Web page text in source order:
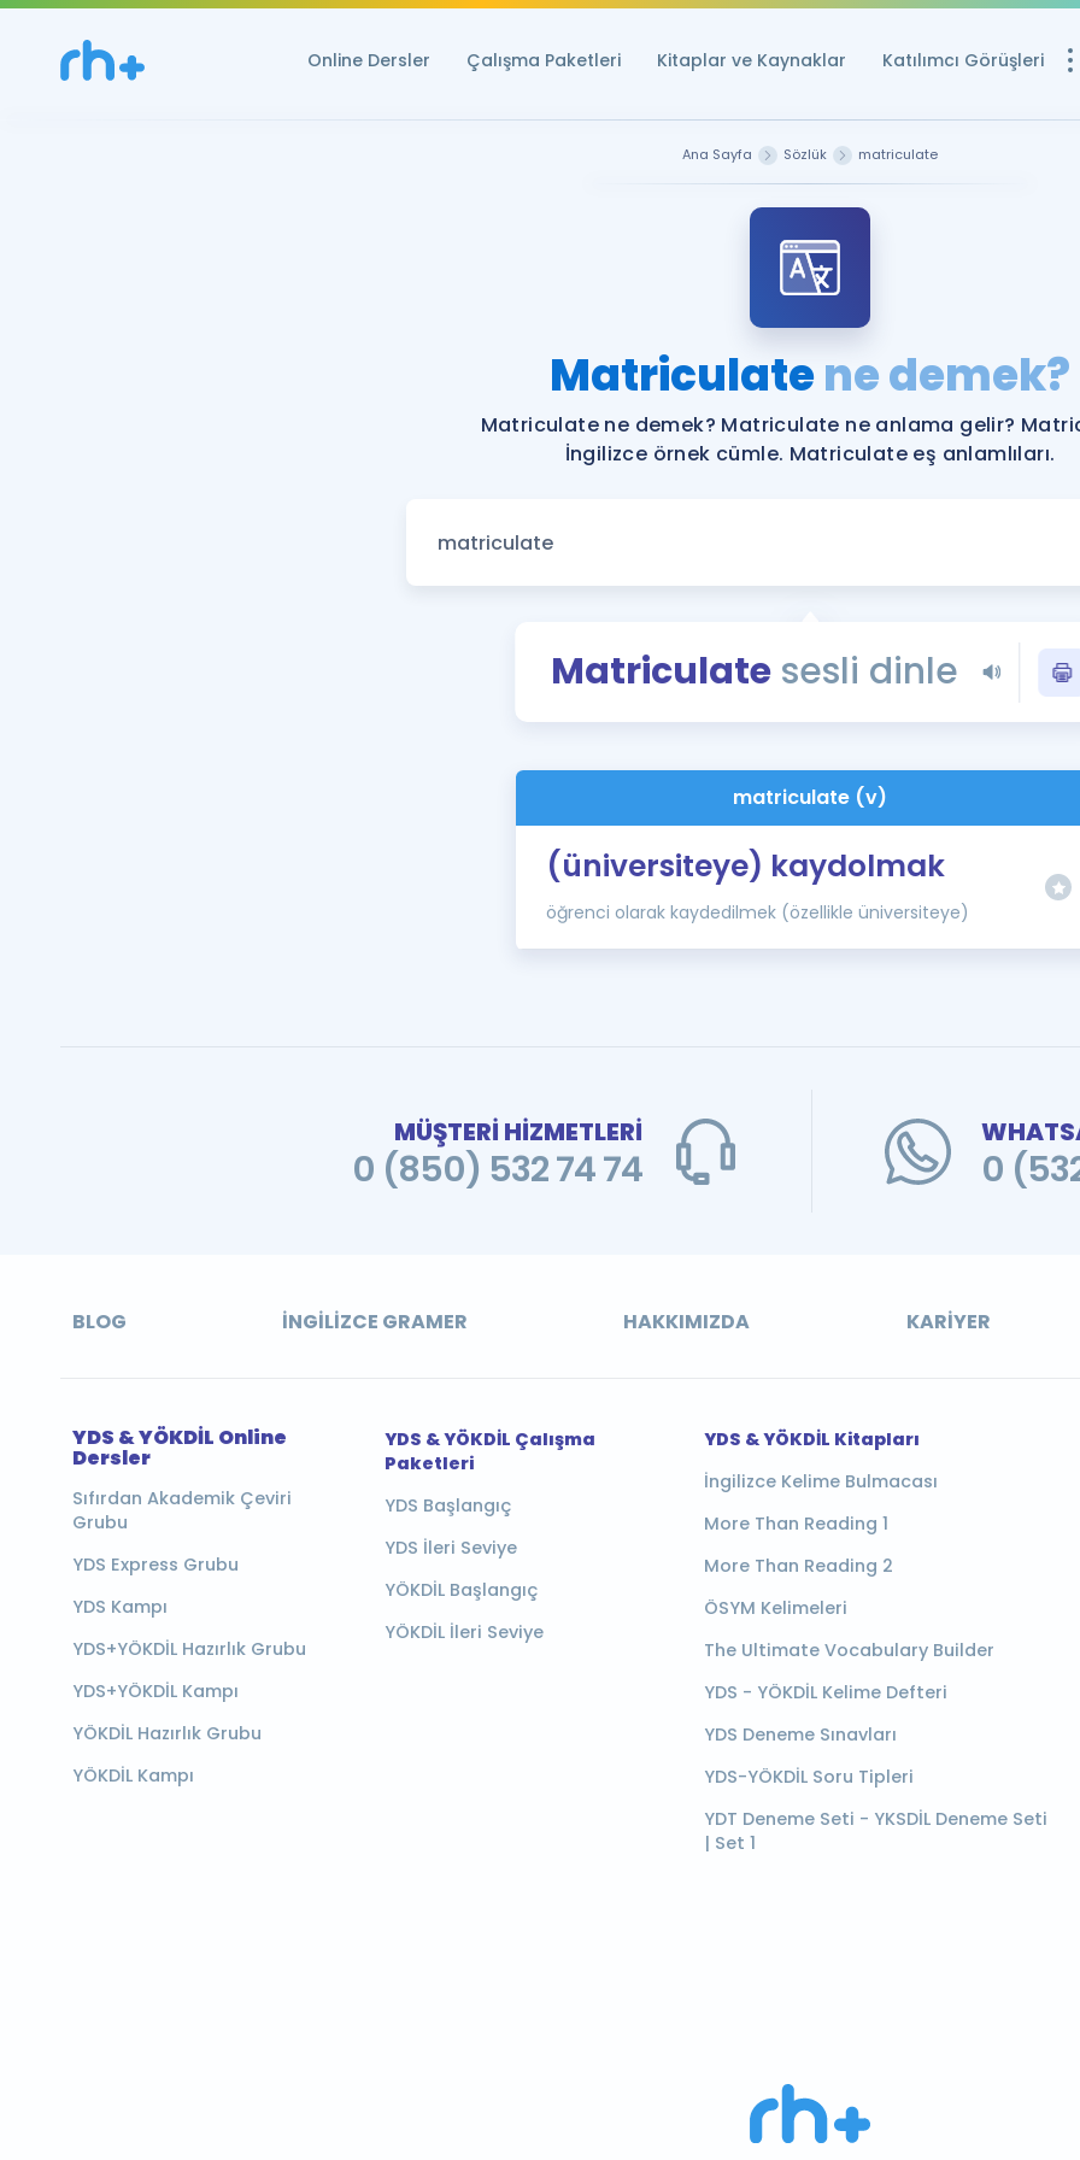
Online Dersler Çalışma Paketleri Kitaplar ve Kaynaklar Katılımcı Görüşleri
Ücretsiz
YDS ve YÖKDİL
YDS ve YÖKDİL'e
Tüm ÖSYM
YDS - YÖKDİL
İngilizce
Ana Sayfa Sözlük matriculate
Matriculatene demek?
Matriculate ne demek? Matriculate ne anlama gelir?
İngilizce örnek cümle. Matriculate eş anlamlıları.
Matriculate sesli dinle
matriculate (v)
(üniversiteye) kaydolmak
öğrenci olarak kaydedilmek (özellikle üniversiteye)
MÜŞTERİ HİZMETLERİ
0 (850) 532 74 74 0
BLOG İNGILIZCE GRAMER HAKKIMIZDA KARIYER
YDS & YÖKDİL Online
Dersler
Sıfırdan Akademik Çeviri
Grubu
YDS Express Grubu
YDS Kampı
YDS+YÖKDİL Hazırlık Grubu
YDS+YÖKDİL Kampı
YÖKDİL Hazırlık Grubu
YÖKDİL Kampı
YDS & YÖKDİL Çalışma
Paketleri
YDS Başlangıç
YDS İleri Seviye
YÖKDİL Başlangıç
YÖKDİL İleri Seviye
YDS & YÖKDİL Kitapları
İngilizce Kelime Bulmacası
More Than Reading 1
More Than Reading 2
ÖSYM Kelimeleri
The Ultimate Vocabulary Builder
YDS - YÖKDİL Kelime Defteri
YDS Deneme Sınavları
YDS-YÖKDİL Soru Tipleri
YDT Deneme Seti - YKSDİL Deneme Seti
| Set 1